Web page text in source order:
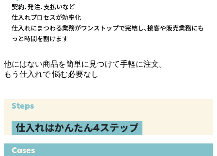
契約、発注、支払いなど
仕入れプロセスが効率化
仕入れにまつわる業務がワンストップで完結し、接客や販売業務にも
っと時間を割けます
他にはない商品を簡単に見つけて手軽に注文。
もう仕入れで悩む必要なし
Steps
仕入れはかんたん4ステップ
Cases